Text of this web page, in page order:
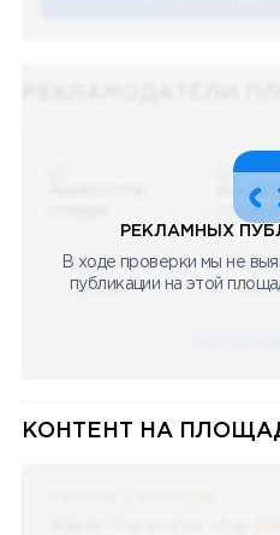
08.05.2023
Научный
РЕКЛАМНЫХ
В ходе проверки мы не
публикации на этой
КОНТЕНТ НА